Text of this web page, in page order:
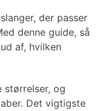
der passer
denne guide, så
af, hvilken
størrelser, og
Det vigtigste